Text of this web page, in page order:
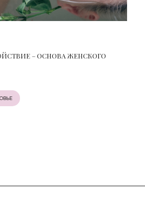
– ОСНОВА ЖЕНСКОГО